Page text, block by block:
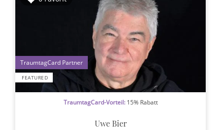
FEATURED
TraumtagCard-Vorteil:15% Rabatt
Uwe Bier